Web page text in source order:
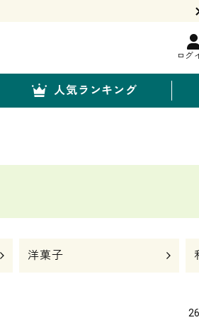
ログ
人気ランキング
洋菓子
26